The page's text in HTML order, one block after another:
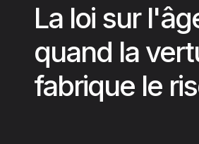
La loi sur
quand la
fabrique le